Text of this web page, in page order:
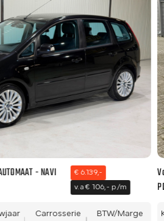
- NAVI
€ 6.139,-
v.a € 106,- p/m
Carrosserie BTW/Marge